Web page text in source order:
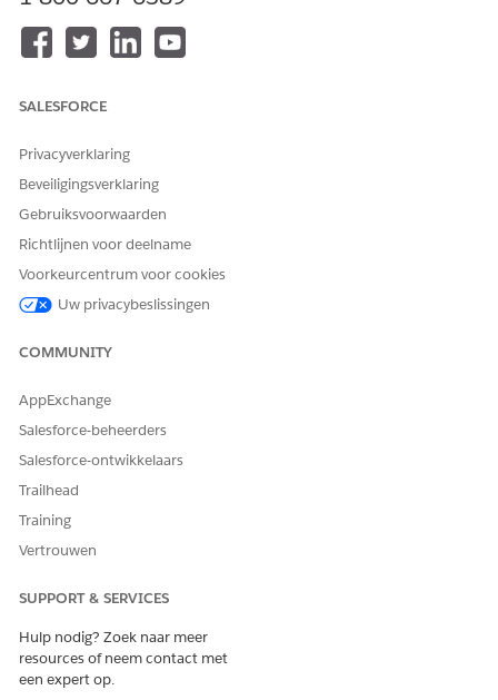
Performance enUnlimited
Cloud Service en Consumer Goods Cloud Sales and Service
zijn ingeschakeld
BENODIGDE GEBRUIKERSMACHTIGINGEN
Geef vanuit Set-up
en selecteer vervolgens
Selecteer een gebruiker en klik in de gerelateerde lijst
bewerken.
selecteert u de vereiste machtigingensets in de lijst
lijst Ingeschakelde machtigingensets.
Consumer Goods Cloud Service (OR) Consumer Goods
Cloud Sales and Service (op basis van de
ingelogde gebruiker)
OmniStudio-gebruiker
Sectorenbezoek
Sectoren - Service Excellence
Penny Perfect-prijsstelling
OmniStudio-runtime
SALESFORCE
Privacyverklaring
Beveiligingsverklaring
Gebruiksvoorwaarden
Richtlijnen voor deelname
Voorkeurcentrum voor cookies
Uw privacybeslissingen
COMMUNITY
AppExchange
Salesforce-beheerders
Salesforce-ontwikkelaars
Trailhead
Training
Vertrouwen
SUPPORT & SERVICES
Hulp nodig? Zoek naar meer
resources of neem contact met
een expert op.